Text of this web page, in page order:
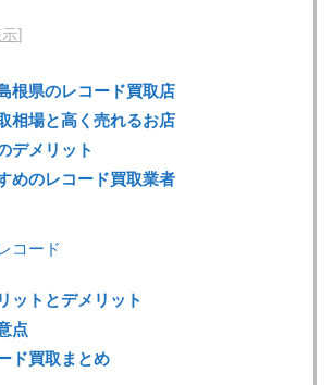
]
根県のレコード買取店
相場と高く売れるお店
デメリット
めのレコード買取業者
コード
ットとデメリット
点
ド買取まとめ